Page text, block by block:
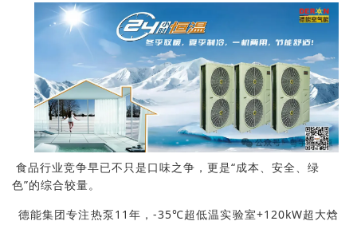
食品行业竞争早已不只是口味之争，更是“成本、安全、绿
色”的综合较量。
德能集团专注热泵11年，-35℃超低温实验室+120kW超大焓